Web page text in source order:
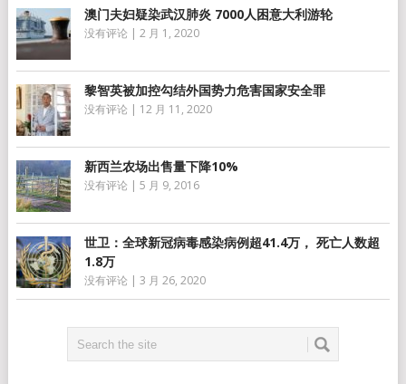
澳门夫妇疑染武汉肺炎 7000人困意大利游轮
没有评论 | 2 月 1, 2020
黎智英被加控勾结外国势力危害国家安全罪
没有评论 | 12 月 11, 2020
新西兰农场出售量下降10%
没有评论 | 5 月 9, 2016
世卫：全球新冠病毒感染病例超41.4万， 死亡人数超
1.8万
没有评论 | 3 月 26, 2020